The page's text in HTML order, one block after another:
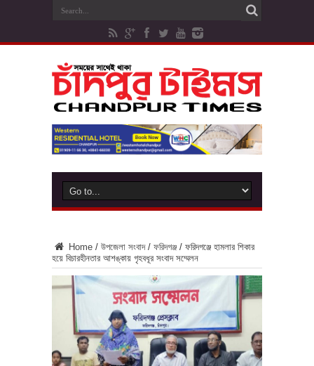
Home / উপজেলা সংবাদ / ফরিদগঞ্জ / ফরিদগঞ্জে হামলার শিকার
হয়ে বিচারহীনতার আশঙ্কায় গৃহবধূর সংবাদ সম্মেলন